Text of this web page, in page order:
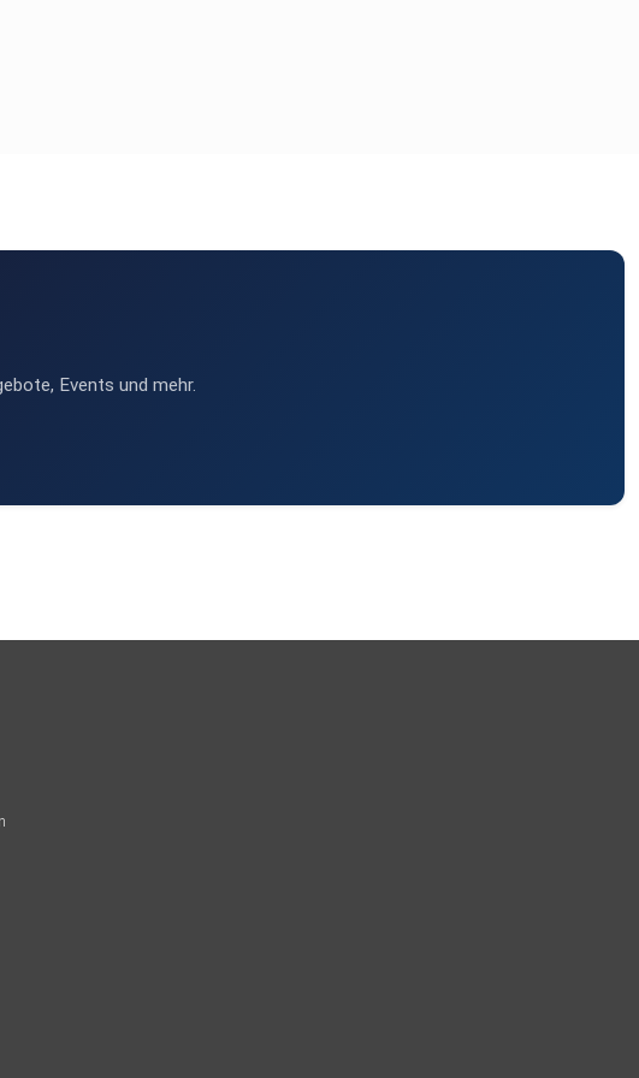
Events und mehr.